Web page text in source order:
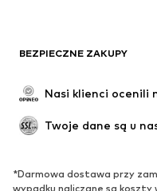
BEZPIECZNE ZAKUPY
Nasi klienci ocenili
Twoje dane są u
*Darmowa dostawa przy
wypadku naliczane są koszty